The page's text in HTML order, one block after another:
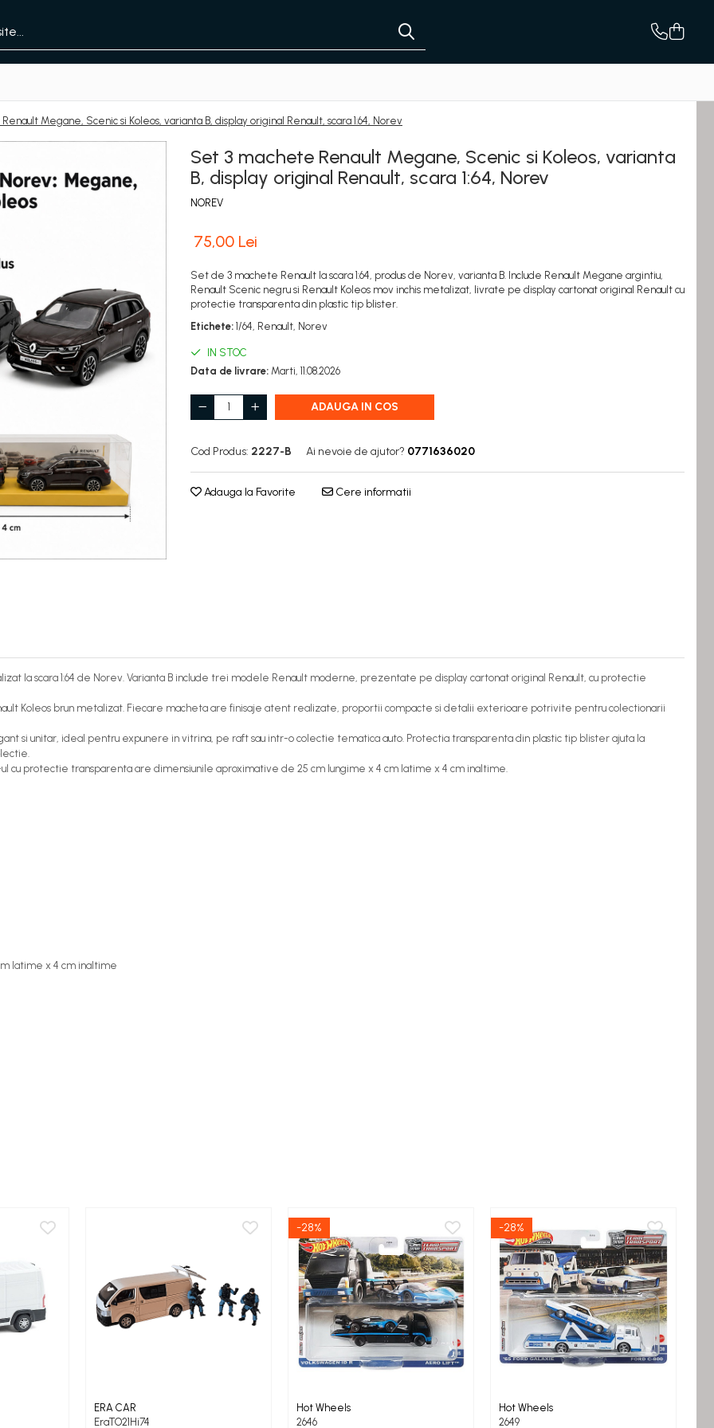
Megane, Scenic si Koleos, varianta B, display original Renault, scara 1:64, Norev
Set 3 machete Renault Megane, Scenic si Koleos, varianta
B, display original Renault, scara 1:64, Norev
NOREV
75,00 Lei
Set de 3 machete Renault la scara 1:64, produs de Norev, varianta B. Include Renault Megane argintiu,
Renault Scenic negru si Renault Koleos mov inchis metalizat, livrate pe display cartonat original Renault cu
protectie transparenta din plastic tip blister.
Etichete: 1/64, Renault, Norev
IN STOC
Data de livrare: Marti, 11.08.2026
ADAUGA IN COS
Cod Produs: 2227-B Ai nevoie de ajutor? 0771636020
Adauga la Favorite Cere informatii
la scara 1:64 de Norev. Varianta B include trei modele Renault moderne, prezentate pe display cartonat original Renault, cu protectie
Koleos brun metalizat. Fiecare macheta are finisaje atent realizate, proportii compacte si detalii exterioare potrivite pentru colectionarii
si unitar, ideal pentru expunere in vitrina, pe raft sau intr-o colectie tematica auto. Protectia transparenta din plastic tip blister ajuta la
cu protectie transparenta are dimensiunile aproximative de 25 cm lungime x 4 cm latime x 4 cm inaltime.
latime x 4 cm inaltime
ERA CAR
EraTO21Hi74
-28%
Hot Wheels
2646
-28%
Hot Wheels
2649